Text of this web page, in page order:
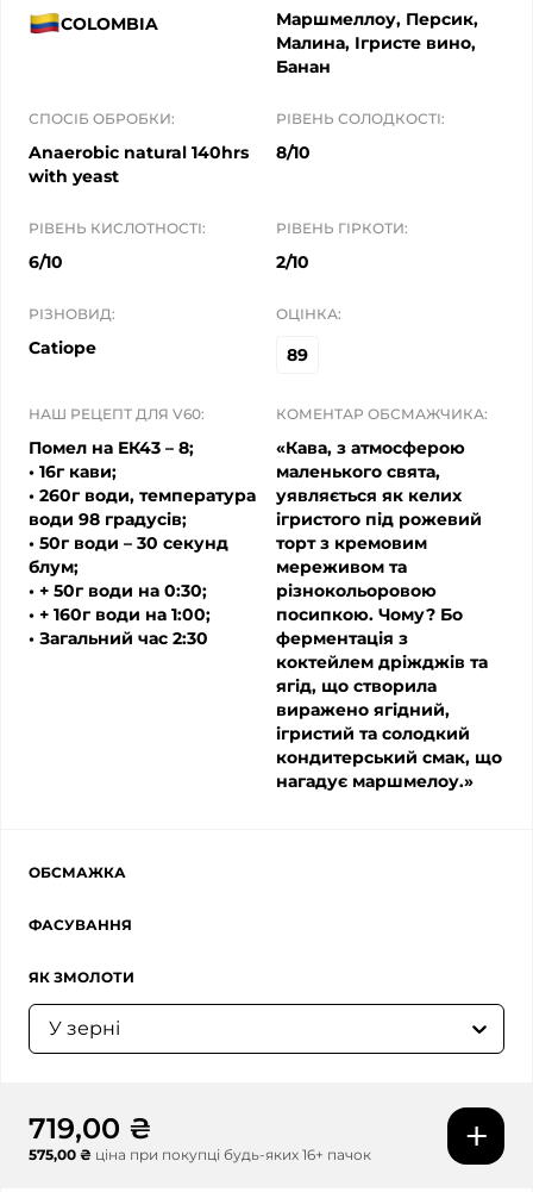
COLOMBIA
Маршмеллоу, Персик,
Малина, Ігристе вино,
Банан
СПОСІБ ОБРОБКИ:
Anaerobic natural 140hrs
with yeast
РІВЕНЬ СОЛОДКОСТІ:
8/10
РІВЕНЬ КИСЛОТНОСТІ:
6/10
РІВЕНЬ ГІРКОТИ:
2/10
РІЗНОВИД:
Catiope
ОЦІНКА:
89
НАШ РЕЦЕПТ ДЛЯ V60:
Помел на ЕК43 – 8;
• 16г кави;
• 260г води, температура
води 98 градусів;
• 50г води – 30 секунд
блум;
• + 50г води на 0:30;
• + 160г води на 1:00;
• Загальний час 2:30
КОМЕНТАР ОБСМАЖЧИКА:
«Кава, з атмосферою
маленького свята,
уявляється як келих
ігристого під рожевий
торт з кремовим
мереживом та
різнокольоровою
посипкою. Чому? Бо
ферментація з
коктейлем дріжджів та
ягід, що створила
виражено ягідний,
ігристий та солодкий
кондитерський смак, що
нагадує маршмелоу.»
ОБСМАЖКА
ФАСУВАННЯ
ЯК ЗМОЛОТИ
У зерні
719,00 ₴
575,00 ₴ ціна при покупці будь-яких 16+ пачок